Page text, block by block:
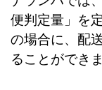
便判定量」を
の場合に、配
ることができま